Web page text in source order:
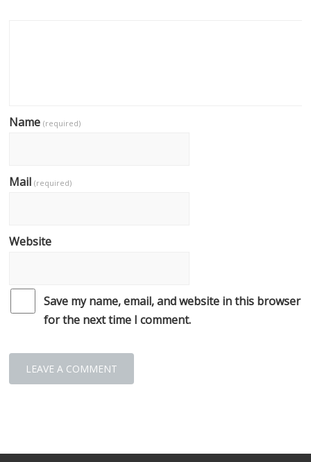
Name(required)
Mail(required)
Website
Save my name, email, and website in this browser
for the next time I comment.